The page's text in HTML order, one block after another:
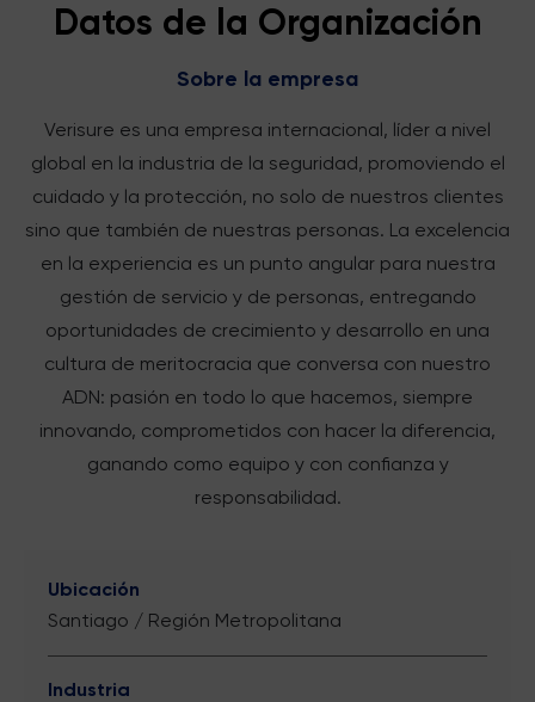
Datos de la Organización
Sobre la empresa
Verisure es una empresa internacional, líder a nivel
global en la industria de la seguridad, promoviendo el
cuidado y la protección, no solo de nuestros clientes
sino que también de nuestras personas. La excelencia
en la experiencia es un punto angular para nuestra
gestión de servicio y de personas, entregando
oportunidades de crecimiento y desarrollo en una
cultura de meritocracia que conversa con nuestro
ADN: pasión en todo lo que hacemos, siempre
innovando, comprometidos con hacer la diferencia,
ganando como equipo y con confianza y
responsabilidad.
Ubicación
Santiago / Región Metropolitana
Industria